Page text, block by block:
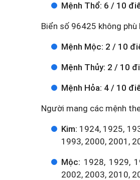
Mệnh Thổ: 6 / 10
Biển số 96425 không phù
Mệnh Mộc: 2 / 10
Mệnh Thủy: 2 / 10
Mệnh Hỏa: 4 / 10
Người mang các mệnh
Kim: 1924, 1925,
1993, 2000, 2001,
Mộc: 1928, 1929,
2002, 2003, 2010,